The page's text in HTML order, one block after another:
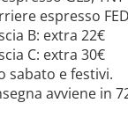
espresso
B: extra 22€
C: extra 30€
sabato e festivi.
avviene